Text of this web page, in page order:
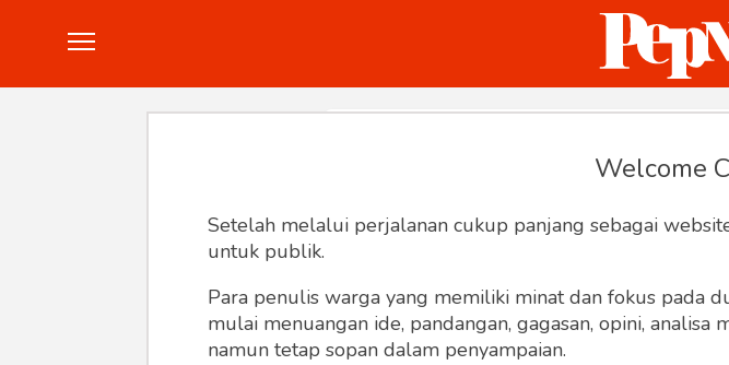
Welcome
Setelah melalui perjalanan cukup panjang sebagai
untuk publik.
Para penulis warga yang memiliki minat dan fokus pada
mulai menuangan ide, pandangan, gagasan, opini,
namun tetap sopan dalam penyampaian.